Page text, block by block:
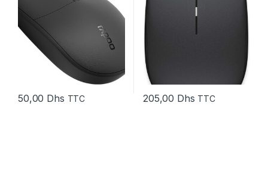
50,00 Dhs TTC 205,00 Dhs TTC